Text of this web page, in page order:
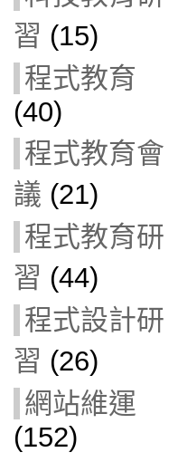
習 (15)
程式教育
(40)
程式教育會
議 (21)
程式教育研
習 (44)
程式設計研
習 (26)
網站維運
(152)